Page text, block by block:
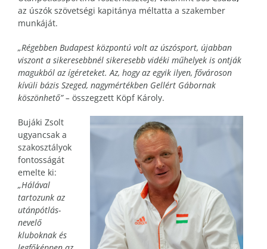
az úszók szövetségi kapitánya méltatta a szakember
munkáját.
„Régebben Budapest központú volt az úszósport, újabban
viszont a sikeresebbnél sikeresebb vidéki műhelyek is ontják
magukból az ígéreteket. Az, hogy az egyik ilyen, fővároson
kívüli bázis Szeged, nagymértékben Gellért Gábornak
köszönhető” – összegzett Köpf Károly.
Bujáki Zsolt
ugyancsak a
szakosztályok
fontosságát
emelte ki:
„Hálával
tartozunk az
utánpótlás-
nevelő
kluboknak és